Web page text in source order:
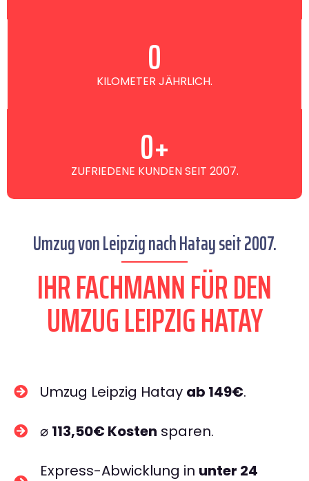
KILOMETER JÄHRLICH.
0
ZUFRIEDENE KUNDEN SEIT 2007.
0+
Umzug von Leipzig nach Hatay seit 2007.
IHR FACHMANN FÜR DEN
UMZUG LEIPZIG HATAY
Umzug Leipzig Hatay ab 149€.
⌀ 113,50€ Kosten sparen.
Express-Abwicklung in unter 24